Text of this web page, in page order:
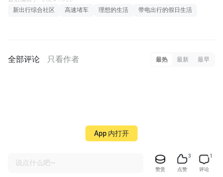
新出行综合社区
高速堵车 理想的生活 带电出行的假日生活
全部评论 只看作者 最热 最新 最早
说点什么吧~
赞赏
3
点赞
1
评论
App 内打开